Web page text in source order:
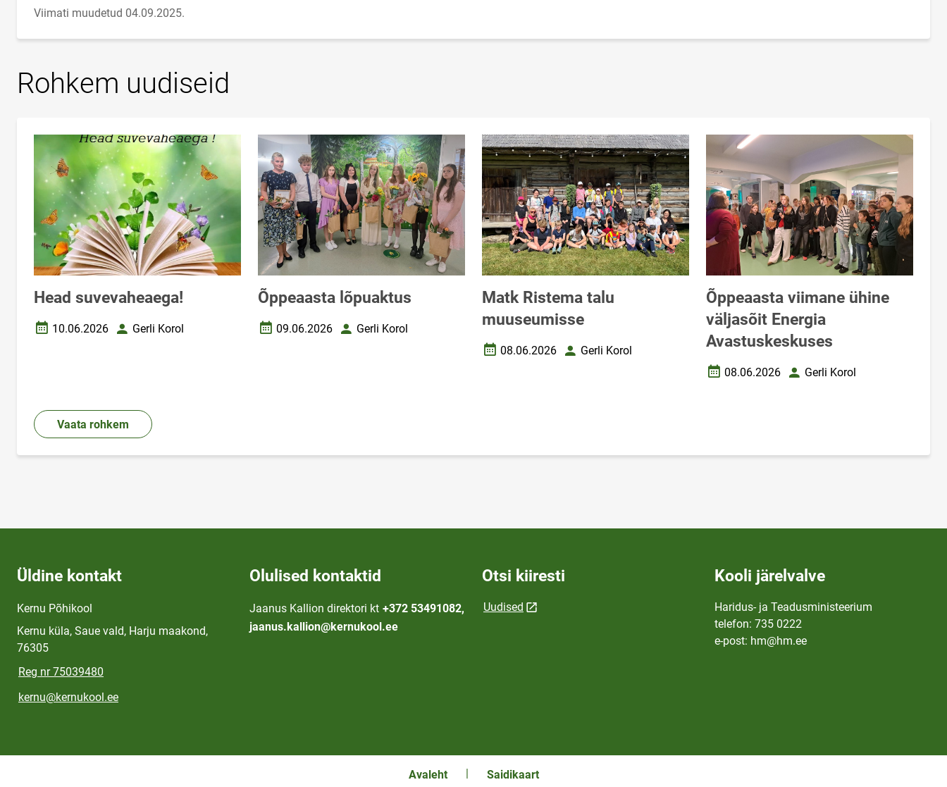
Viimati muudetud 04.09.2025.
Rohkem uudiseid
Head suvevaheaega!
Loomise kuupäev
10.06.2026 AutorGerli Korol
Õppeaasta lõpuaktus
Loomise kuupäev
09.06.2026 AutorGerli Korol
Matk Ristema talu
muuseumisse
Loomise kuupäev
08.06.2026 AutorGerli Korol
Õppeaasta viimane ühine
väljasõit Energia
Avastuskeskuses
Loomise kuupäev
08.06.2026 AutorGerli Korol
Vaata rohkem
Üldine kontakt
Kernu Põhikool
Kernu küla, Saue vald, Harju maakond,
76305
Reg nr 75039480
kernu@kernukool.ee
Olulised kontaktid
Jaanus Kallion direktori kt +372 53491082,
jaanus.kallion@kernukool.ee
Otsi kiiresti
Uudised
Kooli järelvalve
Haridus- ja Teadusministeerium
telefon: 735 0222
e-post: hm@hm.ee
Avaleht Saidikaart